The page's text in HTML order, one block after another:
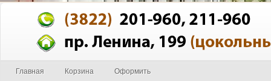
Главная Корзина Оформить